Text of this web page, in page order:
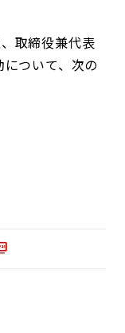
取締役兼代表
ついて、次の